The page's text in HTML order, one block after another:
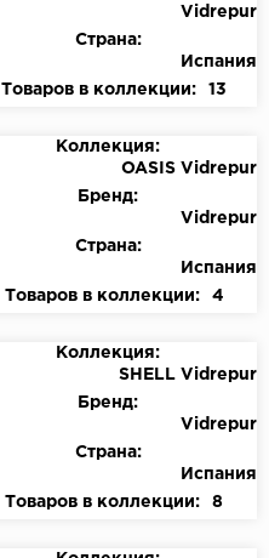
Vidrepur
Страна:
Испания
Товаров в коллекции:
13
Коллекция:
OASIS Vidrepur
Бренд:
Vidrepur
Страна:
Испания
Товаров в коллекции:
4
Коллекция:
SHELL Vidrepur
Бренд:
Vidrepur
Страна:
Испания
Товаров в коллекции:
8